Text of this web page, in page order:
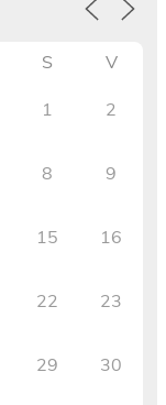
S V
1 2
8 9
15 16
22 23
29 30